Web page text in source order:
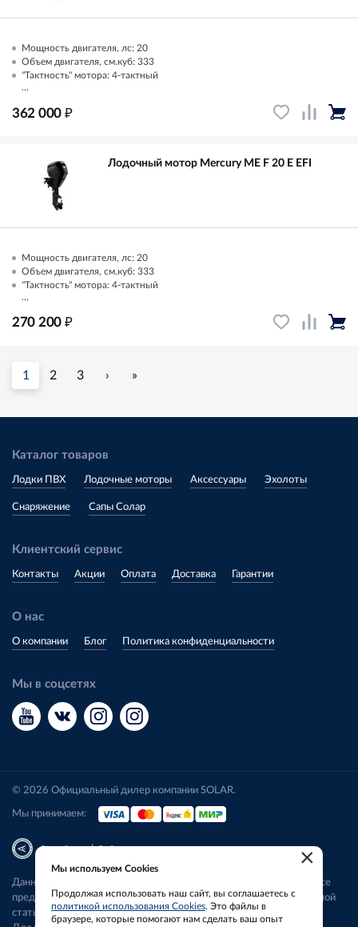
Мощность двигателя, лс: 20
Объем двигателя, см.куб: 333
"Тактность" мотора: 4-тактный
...
362 000 ₽
Лодочный мотор Mercury ME F 20 E EFI
Мощность двигателя, лс: 20
Объем двигателя, см.куб: 333
"Тактность" мотора: 4-тактный
...
270 200 ₽
1 2 3 › »
Каталог товаров
Лодки ПВХ Лодочные моторы Аксессуары Эхолоты
Снаряжение Сапы Солар
Клиентский сервис
Контакты Акции Оплата Доставка Гарантии
О нас
О компании Блог Политика конфиденциальности
Мы в соцсетях
© 2026 Официальный дилер компании SOLAR.
Мы принимаем:
Разработка|Веб-аналитика
Данный сайт носит исключительно информационный характер. Все
представленные предложения не являются офертой, определяемой
статьей 437 ГК РФ.
×
Мы используем Cookies
Продолжая использовать наш сайт, вы соглашаетесь с
политикой использования Cookies. Это файлы в
браузере, которые помогают нам сделать ваш опыт